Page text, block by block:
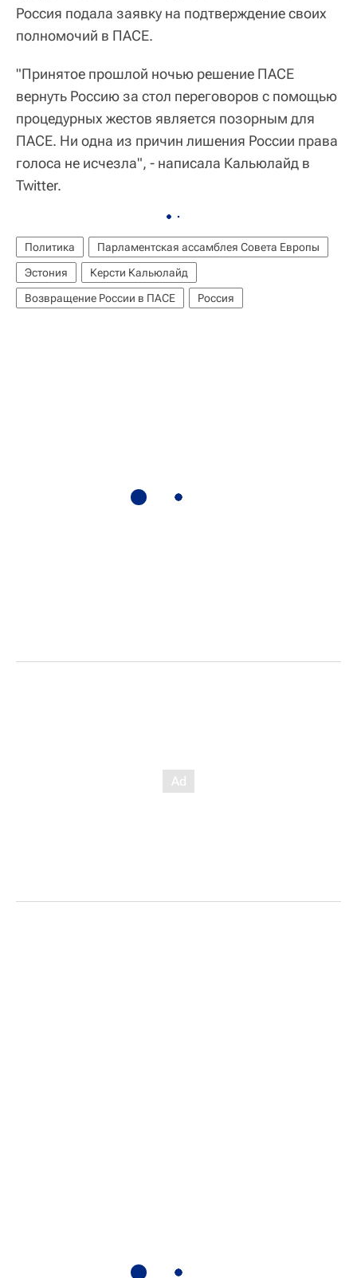
Россия подала заявку на подтверждение своих
полномочий в ПАСЕ.
"Принятое прошлой ночью решение ПАСЕ
вернуть Россию за стол переговоров с помощью
процедурных жестов является позорным для
ПАСЕ. Ни одна из причин лишения России права
голоса не исчезла", - написала Кальюлайд в
Twitter.
Политика
Парламентская ассамблея Совета Европы
Эстония
Керсти Кальюлайд
Возвращение России в ПАСЕ
Россия